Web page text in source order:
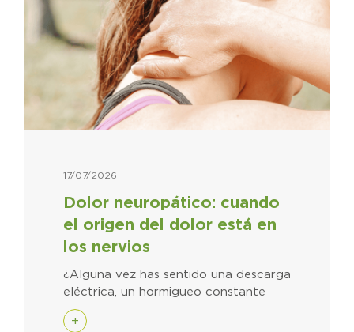
Dolor neuropático: cuando
el origen del dolor está en
los nervios
17/07/2026
¿Alguna vez has sentido una descarga
eléctrica, un hormigueo constante
+